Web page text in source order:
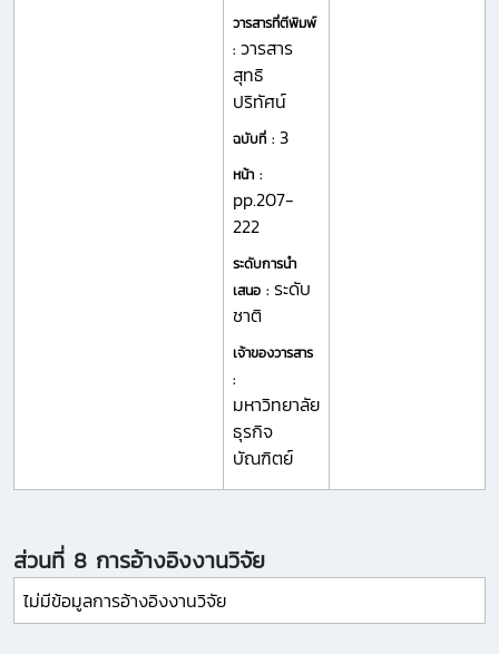
วารสารที่ตีพิมพ์
: วารสาร
สุทธิ
ปริทัศน์
ฉบับที่ : 3
หน้า :
pp.207-
222
ระดับการนำ
เสนอ : ระดับ
ชาติ
เจ้าของวารสาร
:
มหาวิทยาลัย
ธุรกิจ
บัณฑิตย์
ส่วนที่ 8 การอ้างอิงงานวิจัย
ไม่มีข้อมูลการอ้างอิงงานวิจัย